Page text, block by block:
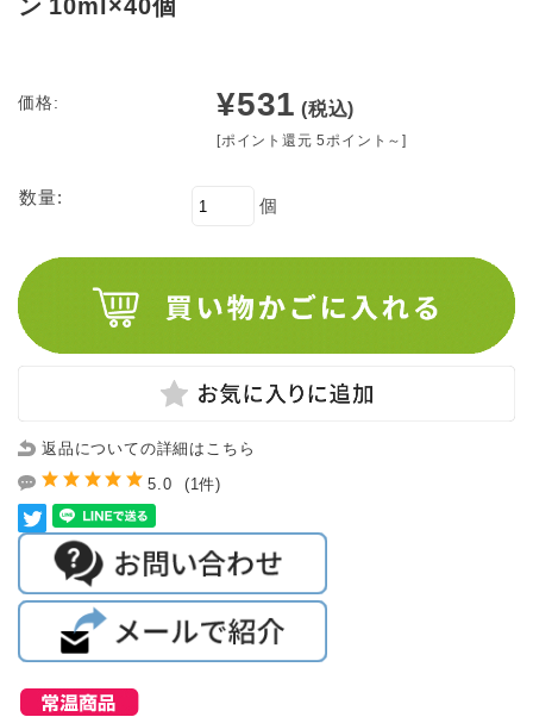
価格: ¥531 (税込)
[ポイント還元 5ポイント～]
数量: 個
返品についての詳細はこちら
5.0 (1件)